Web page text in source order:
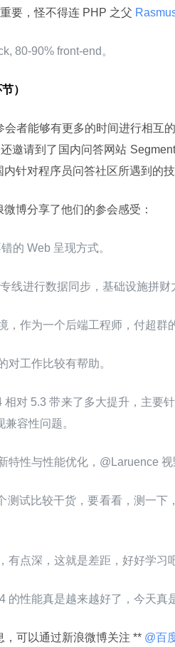
要，怪不得连 PHP 之父
80-90% front-end。
）
者能够有更多的时间进行相互
邀请到了国内问答网站
针对程序员问答社区所遇到的技
博分享了他们的参会感受：​​
的 Web 呈现方式。
专线进行数据同步，基础设施拼财
，作为一个后端工程师，付超群
对工作比较有帮助。
相对 5.3 带来了多大提升，主要
容性问题。
特性与性能优化，@Laruence 视
测试比较干货，要看看，测一
有点深，这就是差距，好好学习
的性能真是越来越好了，今天真
可以通过新浪微博关注 ** @百